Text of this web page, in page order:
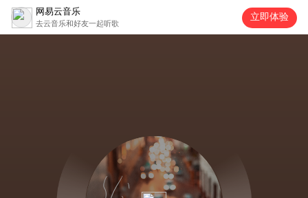
网易云音乐
去云音乐和好友一起听歌
立即体验